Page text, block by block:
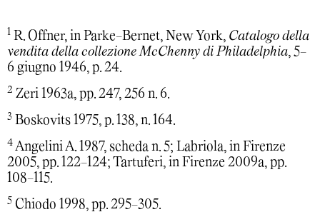
R. Offner, in Parke-Bernet, New York, Catalogo della
vendita della collezione McChenny di Philadelphia, 5-
6 giugno 1946, p. 24.
2 Zeri 1963a, pp. 247, 256 n. 6.
3 Boskovits 1975, p. 138, n. 164.
4 Angelini A. 1987, scheda n. 5; Labriola, in Firenze
2005, pp. 122-124; Tartuferi, in Firenze 2009a, pp.
108-115.
5 Chiodo 1998, pp. 295-305.